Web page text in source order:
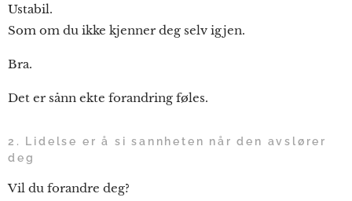
Ustabil.
Som om du ikke kjenner deg selv igjen.
Bra.
Det er sånn ekte forandring føles.
2. Lidelse er å si sannheten når den avslører
deg
Vil du forandre deg?